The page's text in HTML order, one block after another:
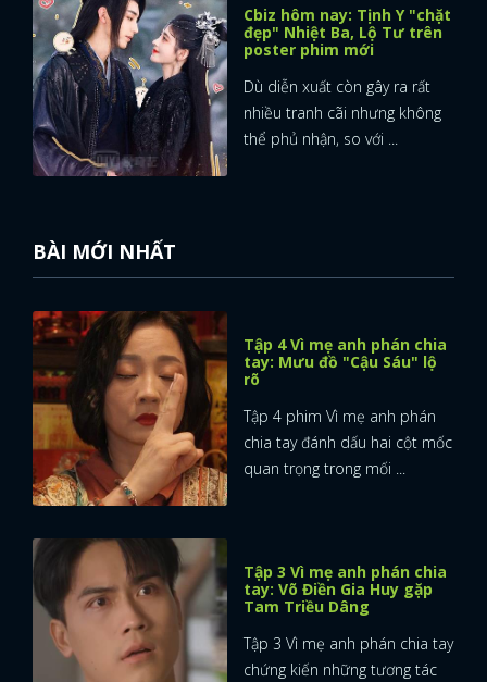
Cbiz hôm nay: Tịnh Y "chặt
đẹp" Nhiệt Ba, Lộ Tư trên
poster phim mới
Dù diễn xuất còn gây ra rất
nhiều tranh cãi nhưng không
thể phủ nhận, so với ...
BÀI MỚI NHẤT
Tập 4 Vì mẹ anh phán chia
tay: Mưu đồ "Cậu Sáu" lộ
rõ
Tập 4 phim Vì mẹ anh phán
chia tay đánh dấu hai cột mốc
quan trọng trong mối ...
Tập 3 Vì mẹ anh phán chia
tay: Võ Điền Gia Huy gặp
Tam Triều Dâng
Tập 3 Vì mẹ anh phán chia tay
chứng kiến những tương tác